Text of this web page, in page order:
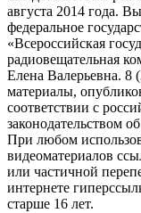
августа 2014 года.
федеральное
«Всероссийская
радиовещательная
Елена Валерьевна. 8
материалы,
соответствии с
законодательством
При любом
видеоматериалов
или частичной
интернете
старше 16 лет.